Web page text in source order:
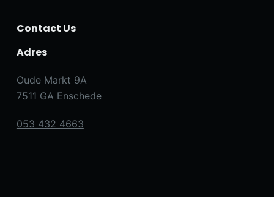
Contact Us
Adres
Oude Markt 9A
7511 GA Enschede
053 432 4663